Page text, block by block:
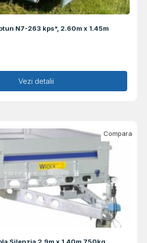
N7-263 kps*, 2.60m x 1.45m
Adaugă în coș
Vezi detalii
Silenzia 2.9m x 1.40m 750kg
Compara